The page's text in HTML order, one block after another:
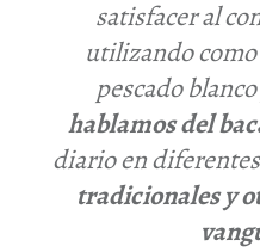
satisfacer al
utilizando
pescado
hablamos del
diario en
tradicionales y